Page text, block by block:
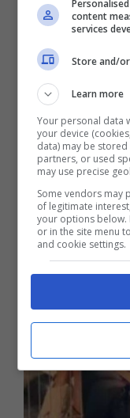
godersi in tutto
concerto.
content
services
Store and/
Learn more
Your personal data
your device
data) may be
partners, or used
may use precise
Some vendors may
of legitimate
your options below.
or in the site menu
and cookie settings.